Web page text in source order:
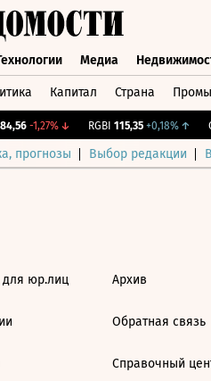
Медиа
Капитал Страна
-1,27%↓ RGBI 115,35 +0,18%↑
прогнозы Выбор редакции
для юр.лиц Архив
Обратная связь
Справочный